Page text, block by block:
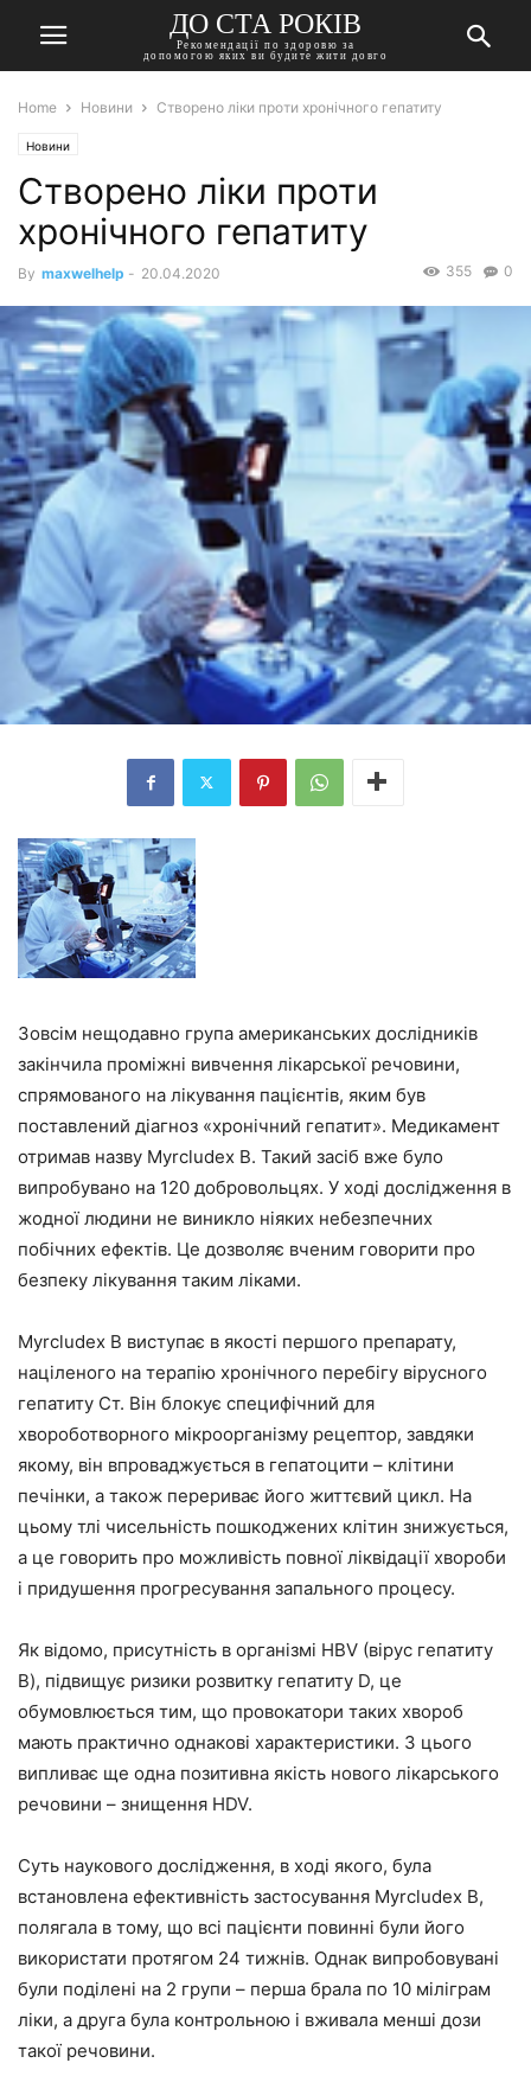
ДО СТА РОКІВ
Рекомендації по здоровю за
допомогою яких ви будите жити довго
Home Новини Створено ліки проти хронічного гепатиту
Новини
Створено ліки проти
хронічного гепатиту
By maxwelhelp - 20.04.2020 0
355
Зовсім нещодавно група американських дослідників
закінчила проміжні вивчення лікарської речовини,
спрямованого на лікування пацієнтів, яким був
поставлений діагноз «хронічний гепатит». Медикамент
отримав назву Myrcludex B. Такий засіб вже було
випробувано на 120 добровольцях. У ході дослідження в
жодної людини не виникло ніяких небезпечних
побічних ефектів. Це дозволяє вченим говорити про
безпеку лікування таким ліками.
Myrcludex B виступає в якості першого препарату,
націленого на терапію хронічного перебігу вірусного
гепатиту Ст. Він блокує специфічний для
хвороботворного мікроорганізму рецептор, завдяки
якому, він впроваджується в гепатоцити – клітини
печінки, а також перериває його життєвий цикл. На
цьому тлі чисельність пошкоджених клітин знижується,
а це говорить про можливість повної ліквідації хвороби
і придушення прогресування запального процесу.
Як відомо, присутність в організмі HBV (вірус гепатиту
В), підвищує ризики розвитку гепатиту D, це
обумовлюється тим, що провокатори таких хвороб
мають практично однакові характеристики. З цього
випливає ще одна позитивна якість нового лікарського
речовини – знищення HDV.
Суть наукового дослідження, в ході якого, була
встановлена ефективність застосування Myrcludex B,
полягала в тому, що всі пацієнти повинні були його
використати протягом 24 тижнів. Однак випробовувані
були поділені на 2 групи – перша брала по 10 міліграм
ліки, а друга була контрольною і вживала менші дози
такої речовини.